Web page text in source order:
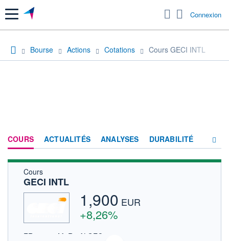
Menu Connexion
Bourse Actions Cotations Cours GECI INTL
COURS ACTUALITÉS ANALYSES DURABILITÉ
Cours
GECI INTL
1,900 EUR
+8,26%
FR001400M1R1 ALGEC